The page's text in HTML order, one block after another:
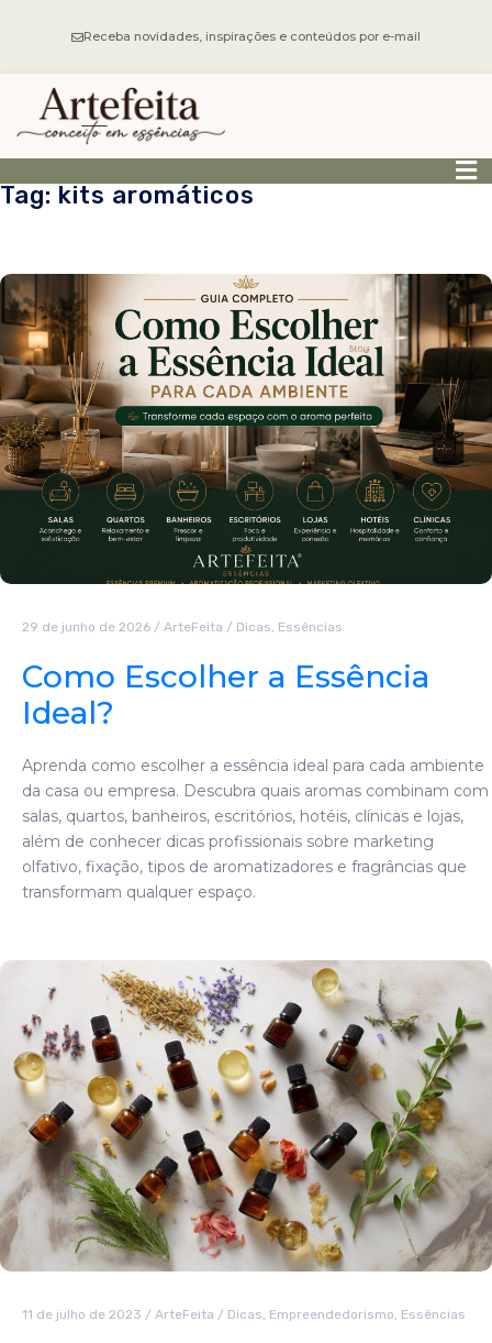
Receba novidades, inspirações e conteúdos por e-mail
Tag: kits aromáticos
29 de junho de 2026 / ArteFeita / Dicas, Essências
Como Escolher a Essência
Ideal?
Aprenda como escolher a essência ideal para cada ambiente
da casa ou empresa. Descubra quais aromas combinam com
salas, quartos, banheiros, escritórios, hotéis, clínicas e lojas,
além de conhecer dicas profissionais sobre marketing
olfativo, fixação, tipos de aromatizadores e fragrâncias que
transformam qualquer espaço.
11 de julho de 2023 / ArteFeita / Dicas Empreendedorismo Essências